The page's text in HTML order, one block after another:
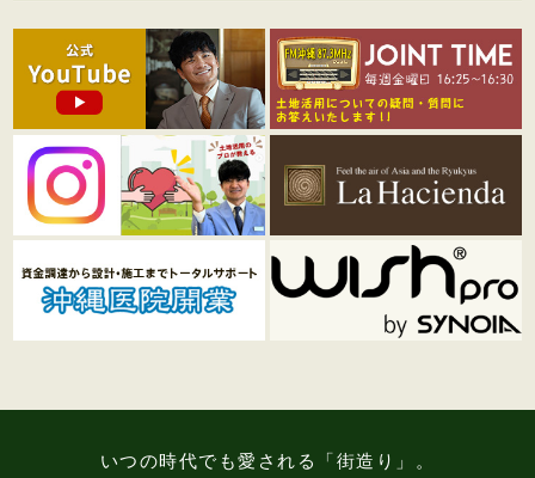
いつの時代でも愛される「街造り」。